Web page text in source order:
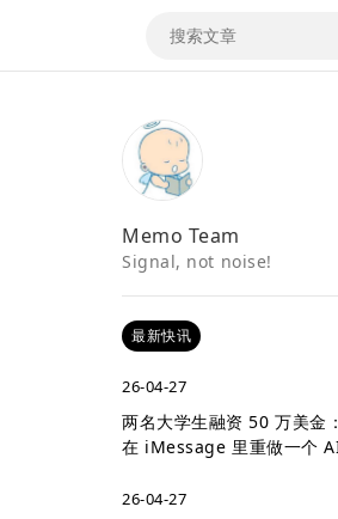
Memo Team
Signal, not noise!
最新快讯
26-04-27
两名大学生融资 50 万美金
在 iMessage 里重做一个
26-04-27